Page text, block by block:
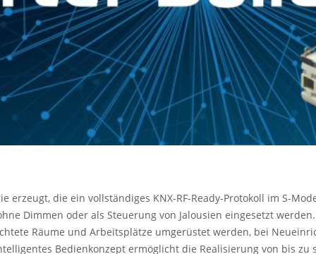
erzeugt, die ein vollständiges KNX-RF-Ready-Protokoll im S-
Dimmen oder als Steuerung von Jalousien eingesetzt
Räume und Arbeitsplätze umgerüstet werden, bei
Bedienkonzept ermöglicht die Realisierung von bis